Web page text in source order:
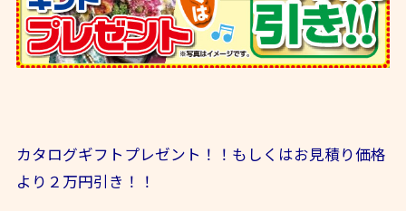
カタログギフトプレゼント！！もしくはお見積り価格
より２万円引き！！